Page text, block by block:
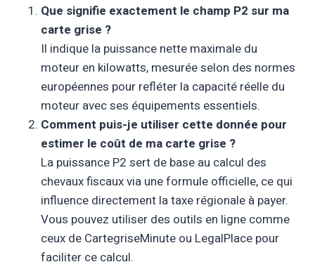
Que signifie exactement le champ P2 sur ma
carte grise ?
Il indique la puissance nette maximale du
moteur en kilowatts, mesurée selon des normes
européennes pour refléter la capacité réelle du
moteur avec ses équipements essentiels.
Comment puis-je utiliser cette donnée pour
estimer le coût de ma carte grise ?
La puissance P2 sert de base au calcul des
chevaux fiscaux via une formule officielle, ce qui
influence directement la taxe régionale à payer.
Vous pouvez utiliser des outils en ligne comme
ceux de CartegriseMinute ou LegalPlace pour
faciliter ce calcul.